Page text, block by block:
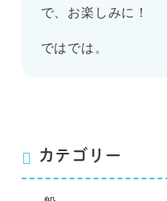
で、お楽しみに！
ではでは。
カテゴリー